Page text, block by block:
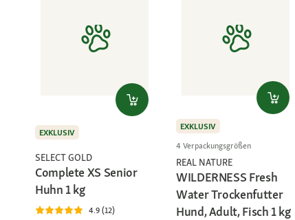
EXKLUSIV
SELECT GOLD
Complete XS Senior
Huhn 1 kg
4.9 (12)
EXKLUSIV
4 Verpackungsgrößen
REAL NATURE
WILDERNESS Fresh
Water Trockenfutter
Hund, Adult, Fisch 1 kg